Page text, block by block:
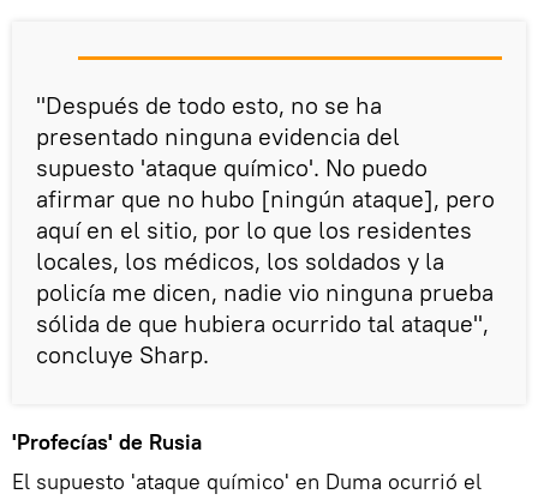
"Después de todo esto, no se ha
presentado ninguna evidencia del
supuesto 'ataque químico'. No puedo
afirmar que no hubo [ningún ataque], pero
aquí en el sitio, por lo que los residentes
locales, los médicos, los soldados y la
policía me dicen, nadie vio ninguna prueba
sólida de que hubiera ocurrido tal ataque",
concluye Sharp.
'Profecías' de Rusia
El supuesto 'ataque químico' en Duma ocurrió el